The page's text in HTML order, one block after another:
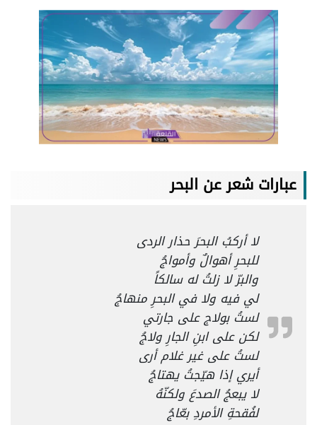
عبارات شعر عن البحر
لا أركبُ البحرَ حذار الردى
للبحرِ أهوالٌ وأمواجُ
والبرّ لا زلتُ له سالكاً
لي فيه ولا في البحرِ منهاجُ
لستُ بولاج على جارتي
لكن على ابنِ الجارِ ولاجُ
لستُ على غير غلام أرى
أيري إذا هيّجتُ يهتاجُ
لا يبعجُ الصدعَ ولكنّهُ
لفُقحةِ الأمردِ بعّاجُ